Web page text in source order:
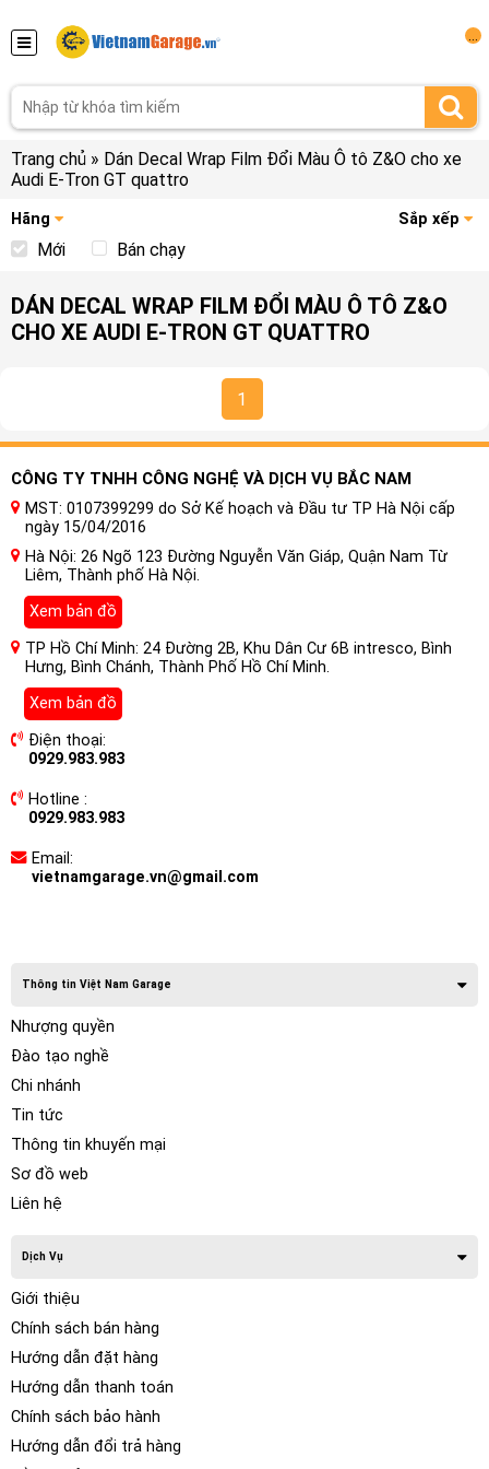
Trang chủ » Dán Decal Wrap Film Đổi Màu Ô tô Z&O cho xe
Audi E-Tron GT quattro
Hãng Sắp xếp
Mới Bán chạy
DÁN DECAL WRAP FILM ĐỔI MÀU Ô TÔ Z&O
CHO XE AUDI E-TRON GT QUATTRO
1
CÔNG TY TNHH CÔNG NGHỆ VÀ DỊCH VỤ BẮC NAM
MST: 0107399299 do Sở Kế hoạch và Đầu tư TP Hà Nội cấp
ngày 15/04/2016
Hà Nội: 26 Ngõ 123 Đường Nguyễn Văn Giáp, Quận Nam Từ
Liêm, Thành phố Hà Nội.
Xem bản đồ
TP Hồ Chí Minh: 24 Đường 2B, Khu Dân Cư 6B intresco, Bình
Hưng, Bình Chánh, Thành Phố Hồ Chí Minh.
Xem bản đồ
Điện thoại:
0929.983.983
Hotline :
0929.983.983
Email:
vietnamgarage.vn@gmail.com
Thông tin Việt Nam Garage
Nhượng quyền
Đào tạo nghề
Chi nhánh
Tin tức
Thông tin khuyến mại
Sơ đồ web
Liên hệ
Dịch Vụ
Giới thiệu
Chính sách bán hàng
Hướng dẫn đặt hàng
Hướng dẫn thanh toán
Chính sách bảo hành
Hướng dẫn đổi trả hàng